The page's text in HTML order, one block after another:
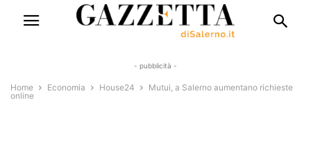
- pubblicità -
Home Economia House24
Mutui, a Salerno aumentano richieste
online